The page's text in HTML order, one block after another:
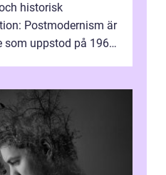
historisk
Postmodernism är
uppstod på 1960-